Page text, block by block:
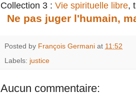
Collection 3 : Vie spirituelle libre,
Ne pas juger l'humain,
Posted by François Germani at 11:52
Labels: justice
Aucun commentaire: